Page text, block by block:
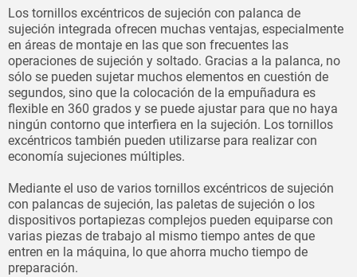
Los tornillos excéntricos de sujeción con palanca de
sujeción integrada ofrecen muchas ventajas, especialmente
en áreas de montaje en las que son frecuentes las
operaciones de sujeción y soltado. Gracias a la palanca, no
sólo se pueden sujetar muchos elementos en cuestión de
segundos, sino que la colocación de la empuñadura es
flexible en 360 grados y se puede ajustar para que no haya
ningún contorno que interfiera en la sujeción. Los tornillos
excéntricos también pueden utilizarse para realizar con
economía sujeciones múltiples.
Mediante el uso de varios tornillos excéntricos de sujeción
con palancas de sujeción, las paletas de sujeción o los
dispositivos portapiezas complejos pueden equiparse con
varias piezas de trabajo al mismo tiempo antes de que
entren en la máquina, lo que ahorra mucho tiempo de
preparación.